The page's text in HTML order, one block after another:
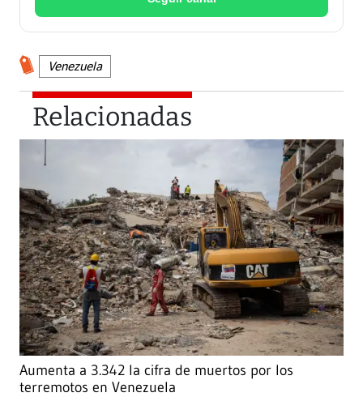
Venezuela
Relacionadas
Aumenta a 3.342 la cifra de muertos por los
terremotos en Venezuela